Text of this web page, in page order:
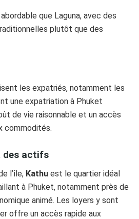
que Laguna, avec des
plutôt que des
les expatriés, notamment les
une expatriation à Phuket
de vie raisonnable et un accès
commodités.
des actifs
l’île, Kathu est le quartier idéal
à Phuket, notamment près de
animé. Les loyers y sont
offre un accès rapide aux